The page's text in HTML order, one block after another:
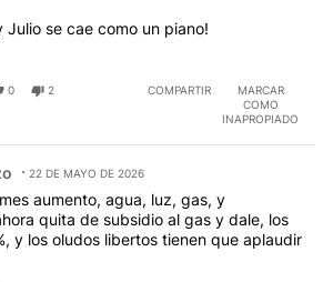
Julio se cae como un piano!
0 2 COMPARTIR
MARCAR
COMO
INAPROPIADO
22 DE MAYO DE 2026
aumento, agua, luz, gas, y
quita de subsidio al gas y dale, los
y los oludos libertos tienen que aplaudir